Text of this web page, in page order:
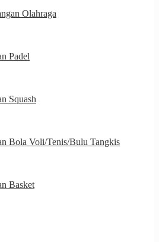
Olahraga
Padel
Squash
Bola Voli/Tenis/Bulu Tangkis
Basket